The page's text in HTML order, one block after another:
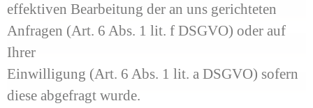
effektiven Bearbeitung der an uns gerichteten
Anfragen (Art. 6 Abs. 1 lit. f DSGVO) oder auf
Ihrer
Einwilligung (Art. 6 Abs. 1 lit. a DSGVO) sofern
diese abgefragt wurde.